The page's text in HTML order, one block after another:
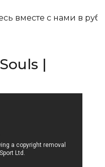
вместе с нами в
|